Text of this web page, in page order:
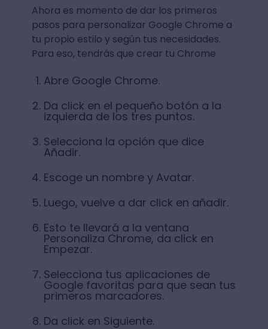
Ahora es momento de dar los primeros
pasos para personalizar Google Chrome a
tu propio estilo y según tus necesidades.
Para eso, tendrás que crear tu Chrome
Abre Google Chrome.
Da click en el pequeño botón a la
izquierda de los tres puntos.
Selecciona la opción que dice
Añadir.
Escoge un nombre y Avatar.
Luego, vuelve a dar click en añadir.
Esto te llevará a la ventana
Personaliza Chrome, da click en
Empezar.
Selecciona tus aplicaciones de
Google favoritas para que sean tus
primeros marcadores.
Da click en Siguiente.